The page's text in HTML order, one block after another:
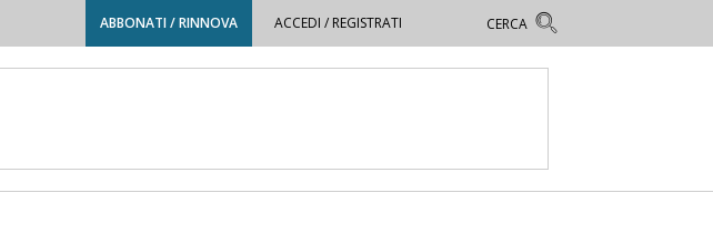
ABBONATI / RINNOVA ACCEDI / REGISTRATI